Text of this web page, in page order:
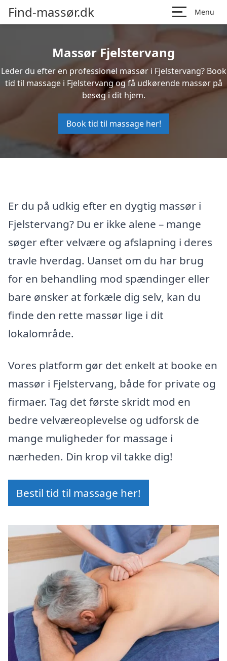
Find-massør.dk Menu
Massør Fjelstervang
Leder du efter en professionel massør i Fjelstervang? Book
tid til massage i Fjelstervang og få udkørende massør på
besøg i dit hjem.
Book tid til massage her!
Er du på udkig efter en dygtig massør i
Fjelstervang? Du er ikke alene – mange
søger efter velvære og afslapning i deres
travle hverdag. Uanset om du har brug
for en behandling mod spændinger eller
bare ønsker at forkæle dig selv, kan du
finde den rette massør lige i dit
lokalområde.
Vores platform gør det enkelt at booke en
massør i Fjelstervang, både for private og
firmaer. Tag det første skridt mod en
bedre velværeoplevelse og udforsk de
mange muligheder for massage i
nærheden. Din krop vil takke dig!
Bestil tid til massage her!